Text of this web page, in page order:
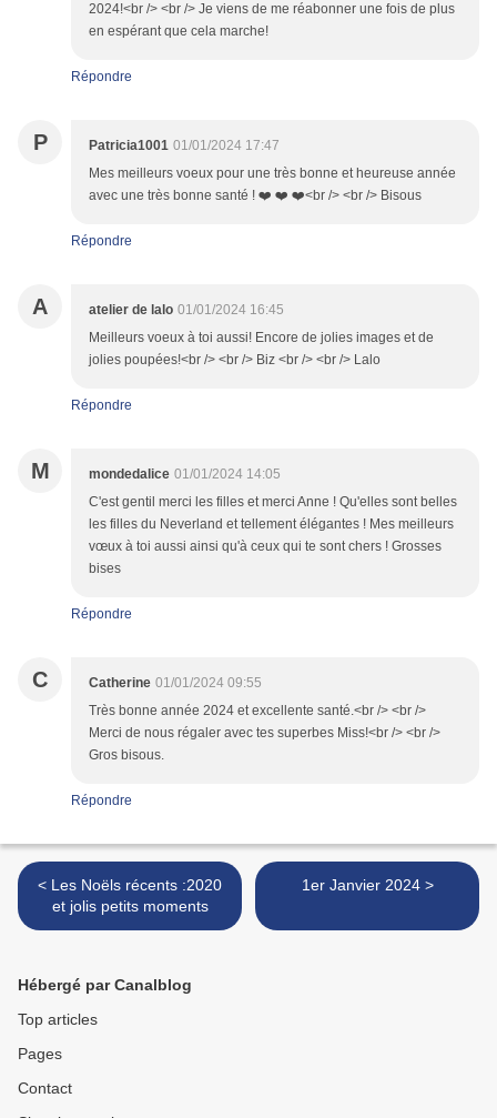
2024!<br /> <br /> Je viens de me réabonner une fois de plus
en espérant que cela marche!
Répondre
P Patricia1001 01/01/2024 17:47
Mes meilleurs voeux pour une très bonne et heureuse année
avec une très bonne santé ! ❤️ ❤️ ❤️<br /> <br /> Bisous
Répondre
A atelier de lalo 01/01/2024 16:45
Meilleurs voeux à toi aussi! Encore de jolies images et de
jolies poupées!<br /> <br /> Biz <br /> <br /> Lalo
Répondre
M mondedalice 01/01/2024 14:05
C'est gentil merci les filles et merci Anne ! Qu'elles sont belles
les filles du Neverland et tellement élégantes ! Mes meilleurs
vœux à toi aussi ainsi qu'à ceux qui te sont chers ! Grosses
bises
Répondre
C Catherine 01/01/2024 09:55
Très bonne année 2024 et excellente santé.<br /> <br />
Merci de nous régaler avec tes superbes Miss!<br /> <br />
Gros bisous.
Répondre
< Les Noëls récents :2020
et jolis petits moments
1er Janvier 2024 >
Hébergé par Canalblog
Top articles
Pages
Contact